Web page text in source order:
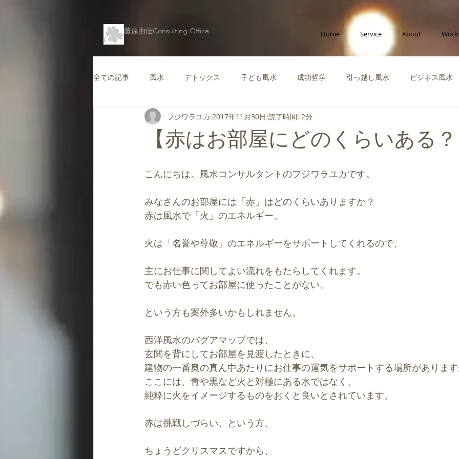
藤原由佳Consulting Office Home Service About
全ての記事 風水 デトックス 子ども風水 成功哲学 引っ越し風水 ビジネス風水
仕事運を高める風水 コンテンポラリー風水 縁をつなぐ風水
バグアマップ 健康風水 ビジネス 創造性を高める風水 ペット風水
道・キャリアの風水 開運パワースポット 風水アート
【赤はお部屋にどのくらいある
フジワラユカ 2017年11月30日 読了時間: 2分
こんにちは。風水コンサルタントのフジワラユカです。
みなさんのお部屋には「赤」はどのくらいありますか？
赤は風水で「火」のエネルギー。
火は「名誉や尊敬」のエネルギーをサポートしてくれるので、
主にお仕事に関してよい流れをもたらしてくれます。
でも赤い色ってお部屋に使ったことがない、
という方も案外多いかもしれません。
西洋風水のバグアマップでは、
玄関を背にしてお部屋を見渡したときに、
建物の一番奥の真ん中あたりにお仕事の運気をサポートする場所がありま
ここには、青や黒など火と対極にある水ではなく、
純粋に火をイメージするものをおくと良いとされています。
赤は挑戦しづらい、という方、
ちょうどクリスマスですから、